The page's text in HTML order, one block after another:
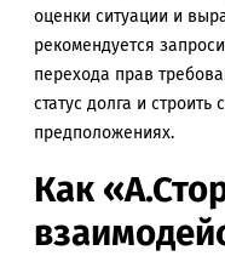
оценки ситуации и
рекомендуется
перехода прав
статус долга и
предположениях.
Как